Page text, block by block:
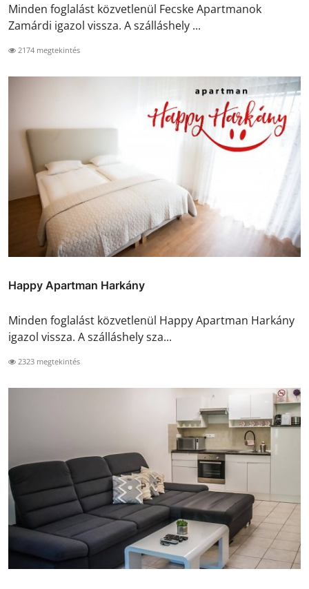
Minden foglalást közvetlenül Fecske Apartmanok
Zamárdi igazol vissza. A szálláshely ...
2174 megtekintés
Happy Apartman Harkány
Minden foglalást közvetlenül Happy Apartman Harkány
igazol vissza. A szálláshely sza...
2323 megtekintés